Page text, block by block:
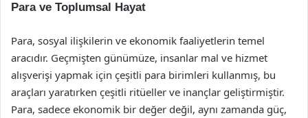
Para ve Toplumsal Hayat
Para, sosyal ilişkilerin ve ekonomik faaliyetlerin temel
aracıdır. Geçmişten günümüze, insanlar mal ve hizmet
alışverişi yapmak için çeşitli para birimleri kullanmış, bu
araçları yaratırken çeşitli ritüeller ve inançlar geliştirmiştir.
Para, sadece ekonomik bir değer değil, aynı zamanda güç,